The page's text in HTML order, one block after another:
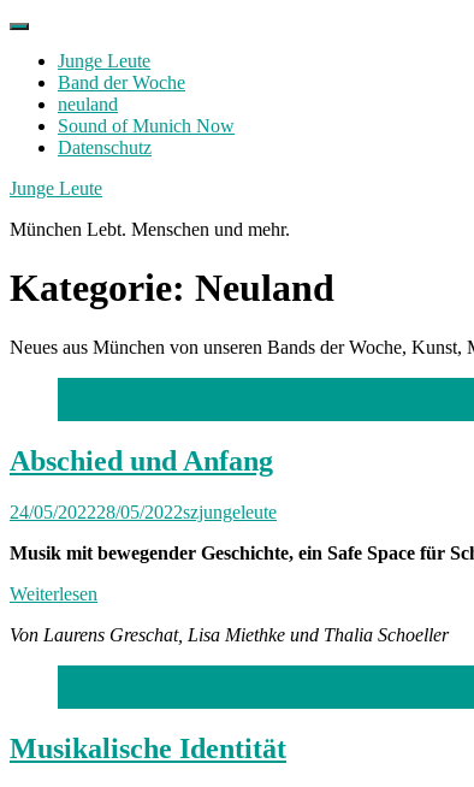
Skip
contentJunge Leute
Band der Woche
neuland
Sound of Munich Now
Datenschutz
Facebook
Twitter
Instagram
Junge Leute
München Lebt. Menschen und mehr.
Kategorie: Neuland
Neues aus München von unseren Bands der Woche, Kunst,
Abschied und Anfang
24/05/202228/05/2022szjungeleute
Musik mit bewegender Geschichte, ein Safe Space für
Weiterlesen
Von Laurens Greschat, Lisa Miethke und Thalia Schoeller
Musikalische Identität